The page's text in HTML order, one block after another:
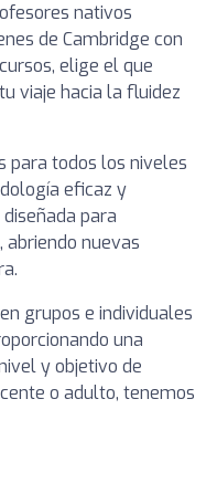
nativos
de Cambridge con
elige el que
viaje hacia la fluidez
para todos los niveles
eficaz y
para
nuevas
grupos e individuales
una
y objetivo de
o adulto, tenemos